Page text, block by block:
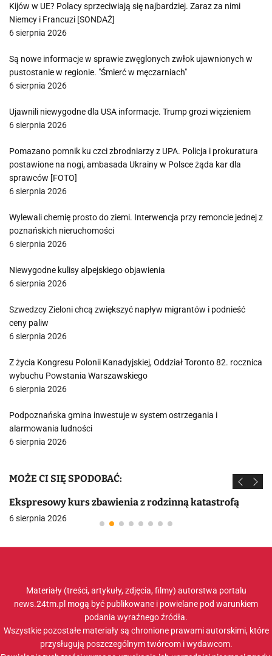
Kijów w UE? Polacy sprzeciwiają się najbardziej. Zaraz za nimi
Niemcy i Francuzi [SONDAŻ]
6 sierpnia 2026
Są nowe informacje w sprawie zwęglonych zwłok ujawnionych w
pustostanie w regionie. "Śmierć w męczarniach"
6 sierpnia 2026
Ujawnili niewygodne dla USA informacje. Trump grozi więzieniem
6 sierpnia 2026
Pomazano pomnik ku czci zbrodniarzy z UPA. Policja i prokuratura
postawione na nogi, ambasada Ukrainy w Polsce żąda kar dla
sprawców [FOTO]
6 sierpnia 2026
Wylewali chemię prosto do ziemi. Interwencja przy remoncie jednej z
poznańskich nieruchomości
6 sierpnia 2026
Niewygodne kulisy alpejskiego objawienia
6 sierpnia 2026
Szwedzcy Zieloni chcą zwiększyć napływ migrantów i podnieść
ceny paliw
6 sierpnia 2026
Z życia Kongresu Polonii Kanadyjskiej, Oddział Toronto 82. rocznica
wybuchu Powstania Warszawskiego
6 sierpnia 2026
Podpoznańska gmina inwestuje w system ostrzegania i
alarmowania ludności
6 sierpnia 2026
MOŻE CI SIĘ SPODOBAĆ:
Ekspresowy kurs zbawienia z rodzinną katastrofą
6 sierpnia 2026
Materiały (treści, artykuły, zdjęcia, filmy) autorstwa portalu
news.24tm.pl mogą być publikowane i powielane pod warunkiem
podania wyraźnego źródła.
Wszystkie pozostałe materiały są chronione prawami autorskimi, które
przysługują poszczególnym twórcom i wydawcom.